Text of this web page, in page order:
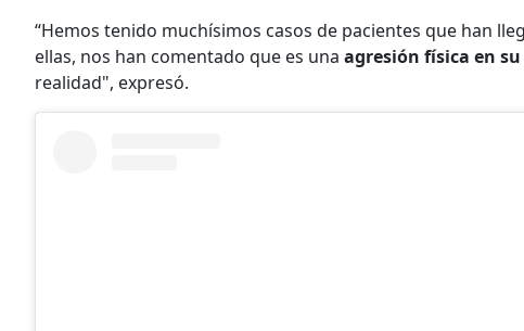
“Hemos tenido muchísimos casos de pacientes que han
ellas, nos han comentado que es una agresión física en su
realidad", expresó.